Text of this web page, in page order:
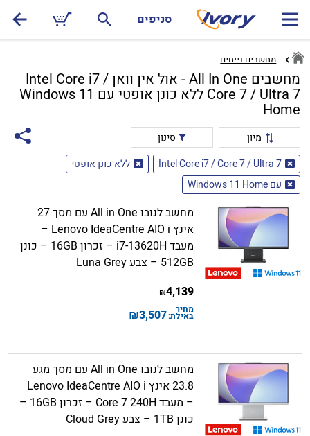
סניפים
מחשבים נייחים
מחשבים All In One - אול אין וואן Intel Core i7 /
Core 7 / Ultra 7 ללא כונן אופטי עם Windows 11
Home
מיון
סינון
Intel Core i7 / Core 7 / Ultra 7
ללא כונן אופטי
עם Windows 11 Home
מחשב לנובו All in One עם מסך 27
אינץ Lenovo IdeaCentre AIO i –
מעבד i7-13620H – זכרון 16GB – כונן
512GB – צבע Luna Grey
4,139
₪
מחיר
באילת:3,507
₪
מחשב לנובו All in One עם מסך מגע
23.8 אינץ Lenovo IdeaCentre AIO i
– מעבד Core 7 240H – זכרון 16GB –
כונן 1TB – צבע Cloud Grey